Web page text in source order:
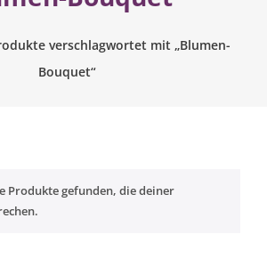
verschlagwortet mit „Blumen-
Bouquet“
Produkte gefunden, die deiner